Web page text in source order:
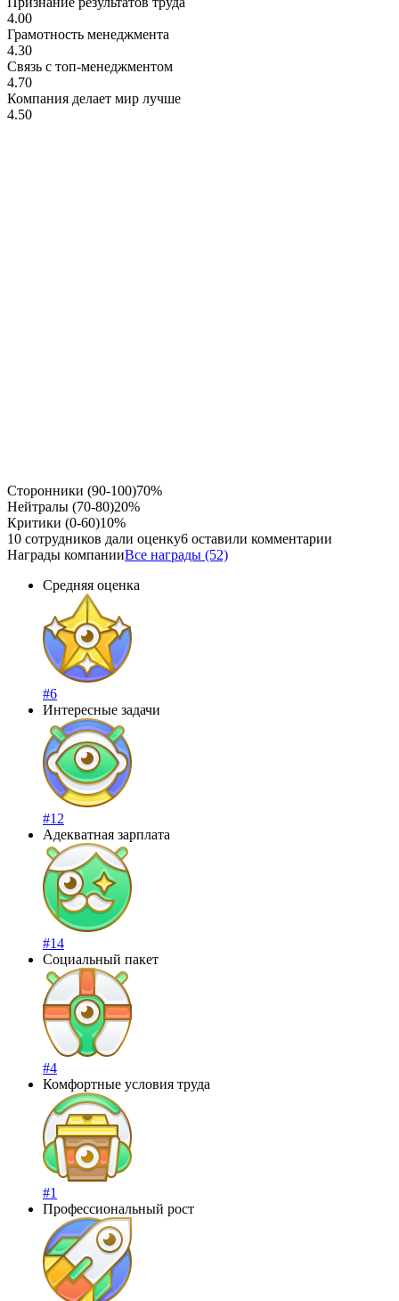
4.00
Грамотность менеджмента
4.30
Связь с топ-менеджментом
4.70
Компания делает мир лучше
4.50
Сторонники (90-100)70%
Нейтралы (70-80)20%
Критики (0-60)10%
10 сотрудников дали оценку6 оставили комментарии
Награды компанииВсе награды (52)
Средняя оценка
#6
Интересные задачи
#12
Адекватная зарплата
#14
Социальный пакет
#4
Комфортные условия труда
#1
Профессиональный рост